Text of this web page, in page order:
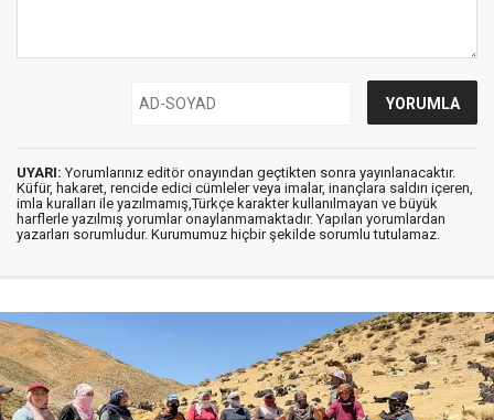
UYARI: Yorumlarınız editör onayından geçtikten sonra yayınlanacaktır.
Küfür, hakaret, rencide edici cümleler veya imalar, inançlara saldırı içeren,
imla kuralları ile yazılmamış,Türkçe karakter kullanılmayan ve büyük
harflerle yazılmış yorumlar onaylanmamaktadır. Yapılan yorumlardan
yazarları sorumludur. Kurumumuz hiçbir şekilde sorumlu tutulamaz.